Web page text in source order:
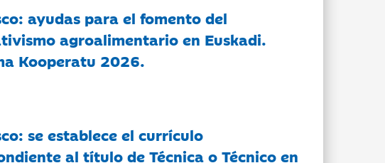
ayudas para el fomento del
agroalimentario en Euskadi.
Kooperatu 2026.
se establece el currículo
al título de Técnica o Técnico en